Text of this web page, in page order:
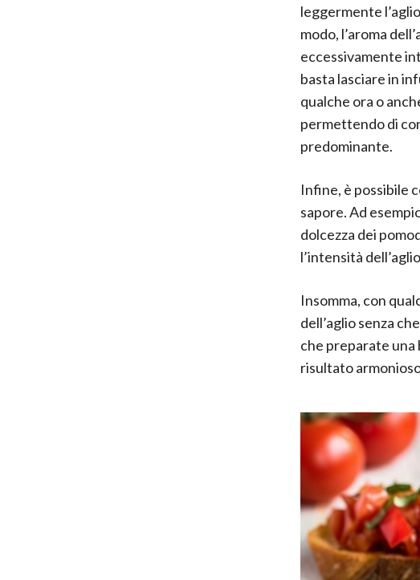
leggermente
modo, l’aroma
eccessivamente
basta lasciare in
qualche ora o
permettendo di
predominante.
Infine, è possibile
sapore. Ad
dolcezza dei
l’intensità
Insomma, con
dell’aglio senza
che preparate
risultato